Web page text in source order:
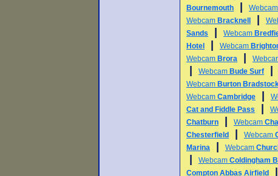
Bournemouth
Webcam
Webcam Bracknell
Sands
Webcam
Hotel
Webcam
Webcam Brora
Webcam Bude Surf
Webcam Burton
Webcam Cambridge
Cat and Fiddle Pass
Chatburn
Webcam
Chesterfield
Webcam
Marina
Webcam
Webcam Coldingham
Compton Abbas Airfield